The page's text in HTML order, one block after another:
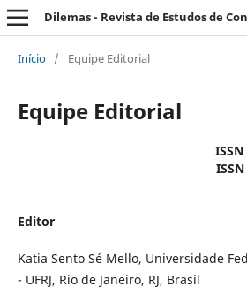
Dilemas - Revista de Estudos de
Início / Equipe Editorial
Equipe Editorial
Editor
Katia Sento Sé Mello, Universidade
- UFRJ, Rio de Janeiro, RJ, Brasil